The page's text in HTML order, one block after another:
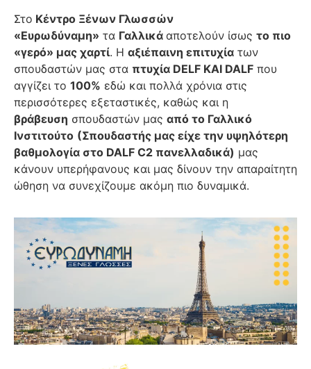
Στο Κέντρο Ξένων Γλωσσών
«Ευρωδύναμη» τα Γαλλικά αποτελούν ίσως το πιο
«γερό» μας χαρτί. Η αξιέπαινη επιτυχία των
σπουδαστών μας στα πτυχία DELF ΚΑΙ DALF που
αγγίζει το 100% εδώ και πολλά χρόνια στις
περισσότερες εξεταστικές, καθώς και η
βράβευση σπουδαστών μας από το Γαλλικό
Ινστιτούτο (Σπουδαστής μας είχε την υψηλότερη
βαθμολογία στο DALF C2 πανελλαδικά) μας
κάνουν υπερήφανους και μας δίνουν την απαραίτητη
ώθηση να συνεχίζουμε ακόμη πιο δυναμικά.